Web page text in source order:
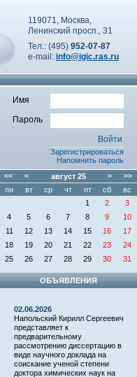
119071, Москва,
Ленинский просп., 31
Тел.: (495) 952-07-87
e-mail: info@igic.ras.ru
Имя
Пароль
Зарегистрироваться
Напомнить пароль
<< < август25 > >>
пн вт ср чт пт сб
вс
1
2
3
4
5 6 7 8 9
10
11
12 13 14 15 16
17
18
19 20 21 22 23
24
25
26 27 28 29 30 31
ОБЪЯВЛЕНИЯ
02.06.2026
Напольский Кирилл Сергеевич
представляет к
предварительному
рассмотрению диссертацию в
виде научного доклада на
соискание ученой степени
доктора химических наук на